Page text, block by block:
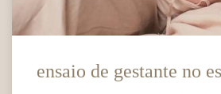
ensaio de gestante no